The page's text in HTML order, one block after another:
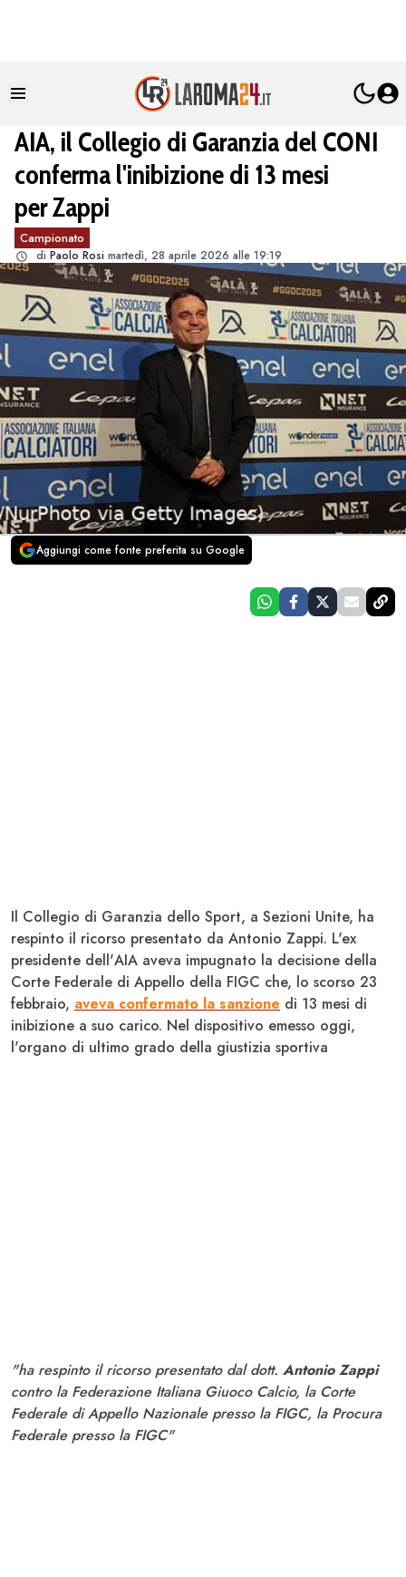
AIA, il Collegio di Garanzia del CONI
conferma l'inibizione di 13 mesi
per Zappi
Campionato
di Paolo Rosi martedì, 28 aprile 2026 alle 19:19
Aggiungi come fonte preferita su Google
Il Collegio di Garanzia dello Sport, a Sezioni Unite, ha
respinto il ricorso presentato da Antonio Zappi. L'ex
presidente dell'AIA aveva impugnato la decisione della
Corte Federale di Appello della FIGC che, lo scorso 23
febbraio, aveva confermato la sanzione di 13 mesi di
inibizione a suo carico. Nel dispositivo emesso oggi,
l'organo di ultimo grado della giustizia sportiva
"ha respinto il ricorso presentato dal dott. Antonio Zappi
contro la Federazione Italiana Giuoco Calcio, la Corte
Federale di Appello Nazionale presso la FIGC, la Procura
Federale presso la FIGC"